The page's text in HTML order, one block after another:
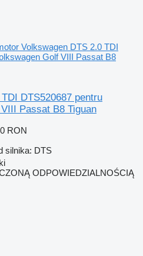
Volkswagen DTS 2.0 TDI
Golf VIII Passat B8
DTS520687 pentru
Passat B8 Tiguan
RON
silnika: DTS
ODPOWIEDZIALNOŚCIĄ